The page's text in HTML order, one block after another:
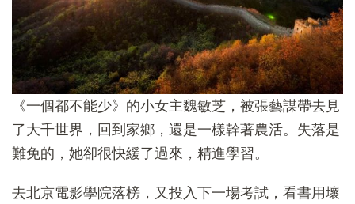
《一個都不能少》的小女主魏敏芝，被張藝謀帶去見
了大千世界，回到家鄉，還是一樣幹著農活。失落是
難免的，她卻很快緩了過來，精進學習。
去北京電影學院落榜，又投入下一場考試，看書用壞